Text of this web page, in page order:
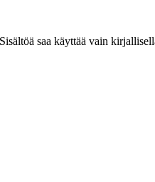
saa käyttää vain